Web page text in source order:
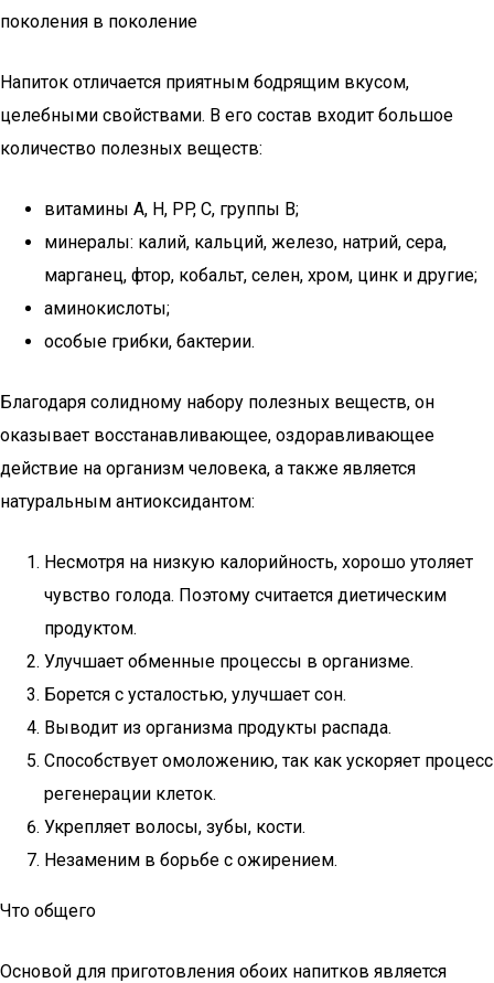
поколения в поколение
Напиток отличается приятным бодрящим вкусом,
целебными свойствами. В его состав входит большое
количество полезных веществ:
витамины А, H, PP, C, группы B;
минералы: калий, кальций, железо, натрий, сера,
марганец, фтор, кобальт, селен, хром, цинк и другие;
аминокислоты;
особые грибки, бактерии.
Благодаря солидному набору полезных веществ, он
оказывает восстанавливающее, оздоравливающее
действие на организм человека, а также является
натуральным антиоксидантом:
Несмотря на низкую калорийность, хорошо утоляет
чувство голода. Поэтому считается диетическим
продуктом.
Улучшает обменные процессы в организме.
Борется с усталостью, улучшает сон.
Выводит из организма продукты распада.
Способствует омоложению, так как ускоряет процесс
регенерации клеток.
Укрепляет волосы, зубы, кости.
Незаменим в борьбе с ожирением.
Что общего
Основой для приготовления обоих напитков является